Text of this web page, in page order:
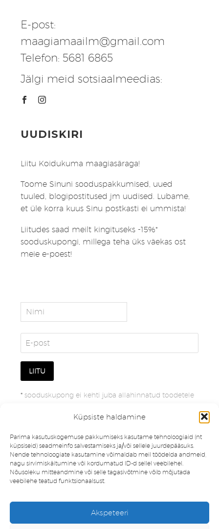
Küpsiste haldamine
Parima kasutuskogemuse pakkumiseks kasutame tehnoloogiaid (nt
küpsiseid) seadmeinfo salvestamiseks ja/või sellele juurdepääsuks.
Nende tehnoloogiate kasutamine võimaldab meil töödelda andmeid,
nagu sirvimiskäitumine või kordumatud ID-d sellel veebilehel.
Nõusoleku mitteandmine või selle tagasivõtmine võib mõjutada
veebilehe teatud funktsionaalsust.
Akspeteeri
E-post:
maagiamaailm@gmail.com
Telefon: 5681 6865
Jälgi meid sotsiaalmeedias:
UUDISKIRI
Liitu Koidukuma maagiasäraga!
Toome Sinuni sooduspakkumised, uued
tuuled, blogipostitused jm uudised. Lubame,
et üle korra kuus Sinu postkasti ei ummista!
Liitudes saad meilt kingituseks -15%*
sooduskupongi, millega teha üks väekas ost
meie e-poest!
* sooduskupong ei kehti juba allahinnatud toodetele
Müügitingimused Privaatsuspoliitika